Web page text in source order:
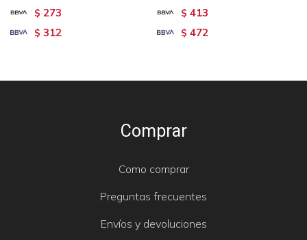
$ 273
$ 312
$ 413
$ 472
Comprar
Como comprar
Preguntas frecuentes
Envíos y devoluciones